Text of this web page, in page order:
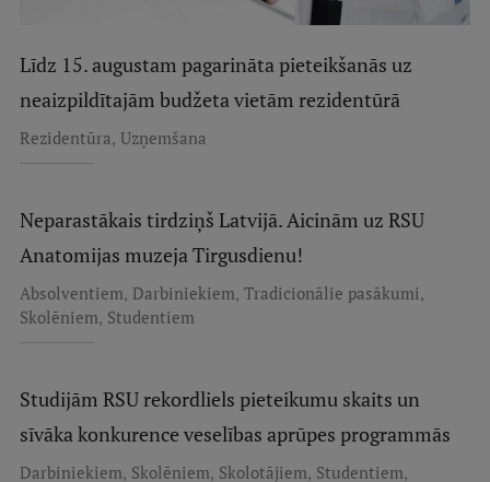
Līdz 15. augustam pagarināta pieteikšanās uz
neaizpildītajām budžeta vietām rezidentūrā
Rezidentūra, Uzņemšana
Neparastākais tirdziņš Latvijā. Aicinām uz RSU
Anatomijas muzeja Tirgusdienu!
Absolventiem, Darbiniekiem, Tradicionālie pasākumi,
Skolēniem, Studentiem
Studijām RSU rekordliels pieteikumu skaits un
sīvāka konkurence veselības aprūpes programmās
Darbiniekiem, Skolēniem, Skolotājiem, Studentiem,